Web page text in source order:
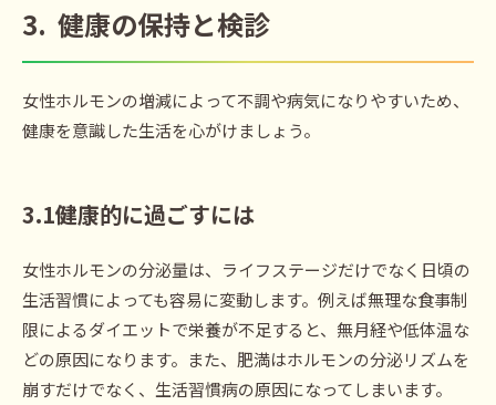
3. 健康の保持と検診
女性ホルモンの増減によって不調や病気になりやすいため、
健康を意識した生活を心がけましょう。
3.1健康的に過ごすには
女性ホルモンの分泌量は、ライフステージだけでなく日頃の
生活習慣によっても容易に変動します。例えば無理な食事制
限によるダイエットで栄養が不足すると、無月経や低体温な
どの原因になります。また、肥満はホルモンの分泌リズムを
崩すだけでなく、生活習慣病の原因になってしまいます。